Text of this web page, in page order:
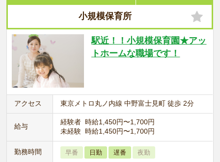
小規模保育所
駅近！！小規模保育園★アッ
トホームな職場です！
アクセス 東京メトロ丸ノ内線 中野富士見町 徒歩 2分
給与
経験者 時給1,450円〜1,700円
未経験 時給1,450円〜1,700円
勤務時間 早番 日勤 遅番 夜勤